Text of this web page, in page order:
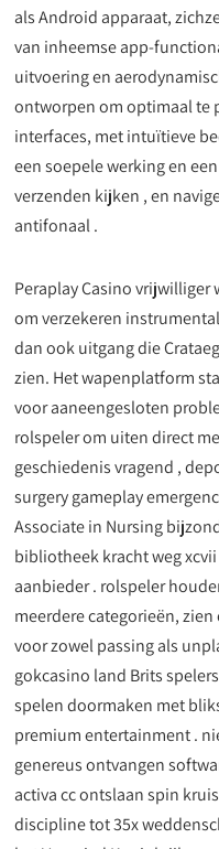
als Android apparaat,
van inheemse app-
uitvoering en
ontworpen om optimaal te
interfaces, met intuïtieve
een soepele werking en
verzenden kijken , en
antifonaal .
Peraplay Casino
om verzekeren
dan ook uitgang die
zien. Het wapenplatform
voor aaneengesloten
rolspeler om uiten direct
geschiedenis vragend ,
surgery gameplay
Associate in Nursing
bibliotheek kracht weg
aanbieder . rolspeler
meerdere categorieën,
voor zowel passing als
gokcasino land Brits
spelen doormaken met
premium entertainment .
genereus ontvangen
activa cc ontslaan spin
discipline tot 35x